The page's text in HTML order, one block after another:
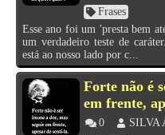
Frases
Esse ano foi um 'presta bem
um verdadeiro teste de
está ao nosso lado por c...
Forte não é
em frente,
0 SILVA